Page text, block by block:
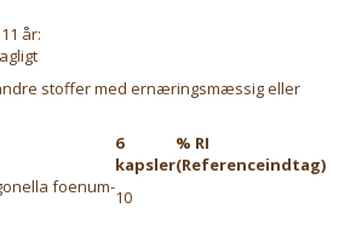
år:
stoffer med ernæringsmæssig eller
6
kapsler
% RI
(Referenceindtag)
foenum-10